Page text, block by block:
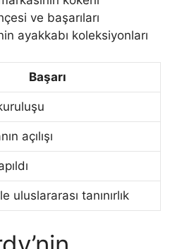
ve başarıları
ayakkabı koleksiyonları
Başarı
açılışı
uluslararası tanınırlık